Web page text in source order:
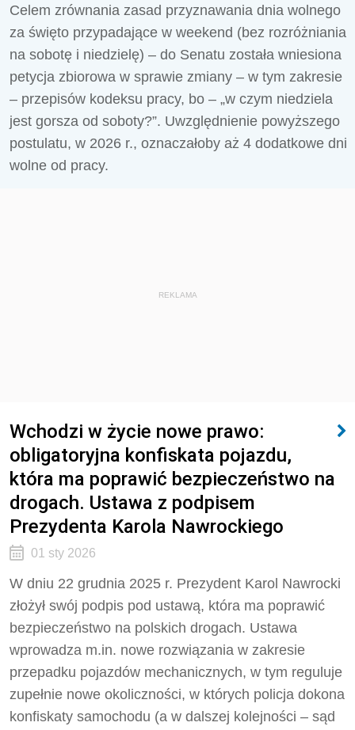
Celem zrównania zasad przyznawania dnia wolnego
za święto przypadające w weekend (bez rozróżniania
na sobotę i niedzielę) – do Senatu została wniesiona
petycja zbiorowa w sprawie zmiany – w tym zakresie
– przepisów kodeksu pracy, bo – „w czym niedziela
jest gorsza od soboty?”. Uwzględnienie powyższego
postulatu, w 2026 r., oznaczałoby aż 4 dodatkowe dni
wolne od pracy.
REKLAMA
Wchodzi w życie nowe prawo:
obligatoryjna konfiskata pojazdu,
która ma poprawić bezpieczeństwo na
drogach. Ustawa z podpisem
Prezydenta Karola Nawrockiego
01 sty 2026
W dniu 22 grudnia 2025 r. Prezydent Karol Nawrocki
złożył swój podpis pod ustawą, która ma poprawić
bezpieczeństwo na polskich drogach. Ustawa
wprowadza m.in. nowe rozwiązania w zakresie
przepadku pojazdów mechanicznych, w tym reguluje
zupełnie nowe okoliczności, w których policja dokona
konfiskaty samochodu (a w dalszej kolejności – sąd